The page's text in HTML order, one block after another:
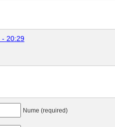
- 20:29
Nume (required)